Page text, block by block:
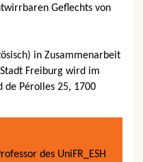
Geflechts von
in Zusammenarbeit
Freiburg wird im
de Pérolles 25, 1700
des UniFR_ESH